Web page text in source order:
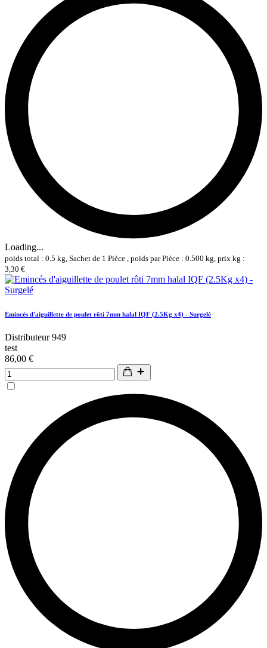
Loading...
poids total : 0.5 kg, Sachet de 1 Pièce , poids par Pièce : 0.500 kg, prix kg :
3,30 €
Emincés d'aiguillette de poulet rôti 7mm halal IQF (2.5Kg x4) - Surgelé
Distributeur 949
test
86,00 €